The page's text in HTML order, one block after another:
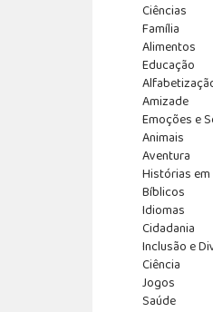
Ciências
Família
Alimentos
Educação
Amizade
Emoções e
Animais
Aventura
Histórias
Bíblicos
Idiomas
Cidadania
Inclusão e
Ciência
Jogos
Saúde